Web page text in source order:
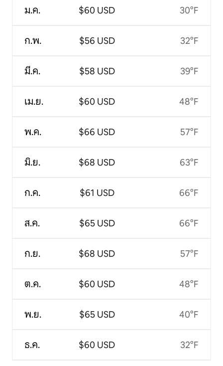
ม.ค.
ก.พ.
มี.ค.
เม.ย.
พ.ค.
มิ.ย.
ก.ค.
ส.ค.
ก.ย.
ต.ค.
พ.ย.
ธ.ค.
$60 USD
$56 USD
$58 USD
$60 USD
$66 USD
$68 USD
$61 USD
$65 USD
$68 USD
$60 USD
$65 USD
$60 USD
30°F
32°F
39°F
48°F
57°F
63°F
66°F
66°F
57°F
48°F
40°F
32°F